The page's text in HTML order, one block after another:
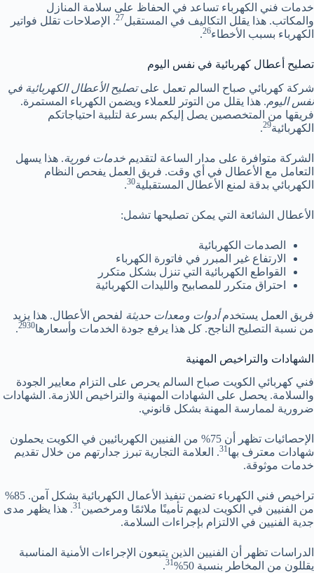
خدمات فني الكهرباء تساعد في الحفاظ على سلامة المنازل
والمكاتب. هذا يقلل التكاليف في المستقبل27. الإصلاحات تقلل فواتير
الكهرباء بسبب الأخطاء26
.
تصليح أعطال كهربائية في نفس اليوم
شركة كهربائي صباح السالم تعمل علىتصليح الأعطال الكهربائية في
نفس اليوم. هذا يقلل من التوتر للعملاء ويضمن الكهرباء المستمرة.
فريقها من المتخصصين يصل إليكم بسرعة لتلبية احتياجاتكم
الكهربائية29
.
الشركة متوافرة على مدار الساعة لتقديم خدمات فورية. هذا يسهل
التعامل مع الأعطال في أي وقت. فريق العمل يفحص النظام
الكهربائي بدقة لمنع الأعطال المستقبلية30
.
الأعطال الشائعة التي يمكن تصليحها تشمل:
الصدمات الكهربائية
الارتفاع غير المبرر في فاتورة الكهرباء
القواطع الكهربائية التي تنزل بشكل متكرر
احتراق متكرر للمصابيح والليدات الكهربائية
فريق العمل يستخدمأدوات ومعدات حديثة لفحص الأعطال. هذا يزيد
من نسبة التصليح الناجح. كل هذا يرفع جودة الخدمات وأسعارها
2930
.
الشهادات والتراخيص المهنية
فني كهربائي الكويت صباح السالم يحرص على التزام معايير الجودة
والسلامة. يحصل على الشهادات المهنية والتراخيص اللازمة. الشهادات
ضرورية لممارسة المهنة بشكل قانوني.
الإحصائيات تظهر أن 75% من الفنيين الكهربائيين في الكويت يحملون
شهادات معترف بها31. العلامة التجارية تبرز جدارتهم من خلال تقديم
خدمات موثوقة.
تراخيص فني الكهرباء تضمن تنفيذ الأعمال الكهربائية بشكل آمن. 85%
من الفنيين في الكويت لديهم تأمينًا ملائمًا ومرخصين31. هذا يظهر مدى
جدية الفنيين في الالتزام بإجراءات السلامة.
الدراسات تظهر أن الفنيين الذين يتبعون الإجراءات الأمنية المناسبة
يقللون من المخاطر بنسبة 50%
31
.